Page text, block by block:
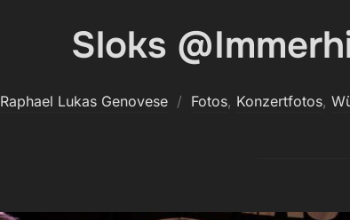
Sloks
Raphael Lukas Genovese Fotos, Konzertfotos,